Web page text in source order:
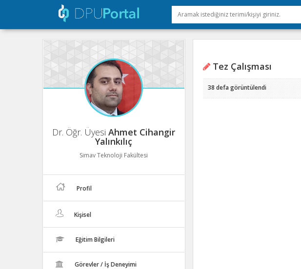
Dr. Öğr. ÜyesiAhmet Cihangir
Yalınkılıç
Simav Teknoloji Fakültesi
Profil
Kişisel
Eğitim Bilgileri
Görevler / İş Deneyimi
Tez Çalışması
38 defa görüntülendi